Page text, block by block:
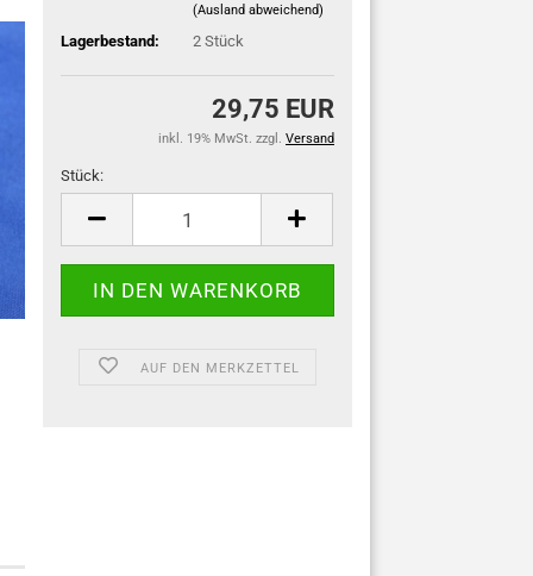
(Ausland abweichend)
Lagerbestand: 2 Stück
29,75 EUR
inkl. 19% MwSt. zzgl. Versand
Stück:
Stück
AUF DEN MERKZETTEL